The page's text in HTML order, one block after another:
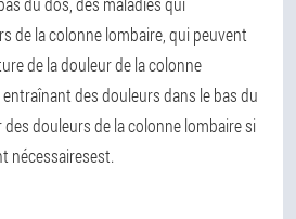
de la colonne lombaire, qui peuvent
de la douleur de la colonne
des douleurs dans le bas du
douleurs de la colonne lombaire si
nécessairesest.